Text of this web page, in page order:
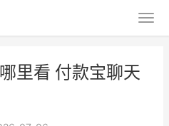
里看 付款宝聊天